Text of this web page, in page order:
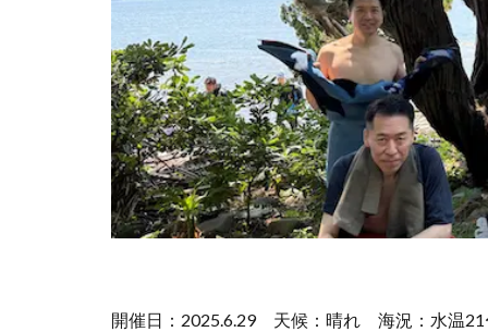
開催日：2025.6.29 天候：晴れ 海況：水温